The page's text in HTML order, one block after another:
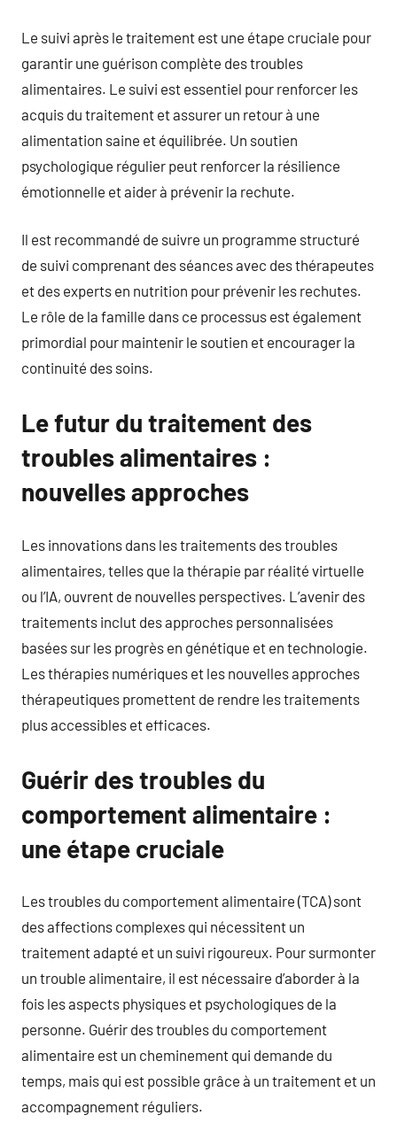
Le suivi après le traitement est une étape cruciale pour
garantir une guérison complète des troubles
alimentaires. Le suivi est essentiel pour renforcer les
acquis du traitement et assurer un retour à une
alimentation saine et équilibrée. Un soutien
psychologique régulier peut renforcer la résilience
émotionnelle et aider à prévenir la rechute.
Il est recommandé de suivre un programme structuré
de suivi comprenant des séances avec des thérapeutes
et des experts en nutrition pour prévenir les rechutes.
Le rôle de la famille dans ce processus est également
primordial pour maintenir le soutien et encourager la
continuité des soins.
Le futur du traitement des
troubles alimentaires :
nouvelles approches
Les innovations dans les traitements des troubles
alimentaires, telles que la thérapie par réalité virtuelle
ou l’IA, ouvrent de nouvelles perspectives. L’avenir des
traitements inclut des approches personnalisées
basées sur les progrès en génétique et en technologie.
Les thérapies numériques et les nouvelles approches
thérapeutiques promettent de rendre les traitements
plus accessibles et efficaces.
Guérir des troubles du
comportement alimentaire :
une étape cruciale
Les troubles du comportement alimentaire (TCA) sont
des affections complexes qui nécessitent un
traitement adapté et un suivi rigoureux. Pour surmonter
un trouble alimentaire, il est nécessaire d’aborder à la
fois les aspects physiques et psychologiques de la
personne. Guérir des troubles du comportement
alimentaire est un cheminement qui demande du
temps, mais qui est possible grâce à un traitement et un
accompagnement réguliers.